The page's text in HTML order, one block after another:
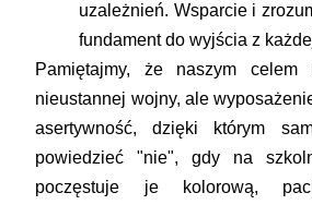
uzależnień. Wsparcie i
fundament do wyjścia z
Pamiętajmy, że naszym
nieustannej wojny, ale
asertywność, dzięki którym
powiedzieć "nie", gdy na
poczęstuje je kolorową,